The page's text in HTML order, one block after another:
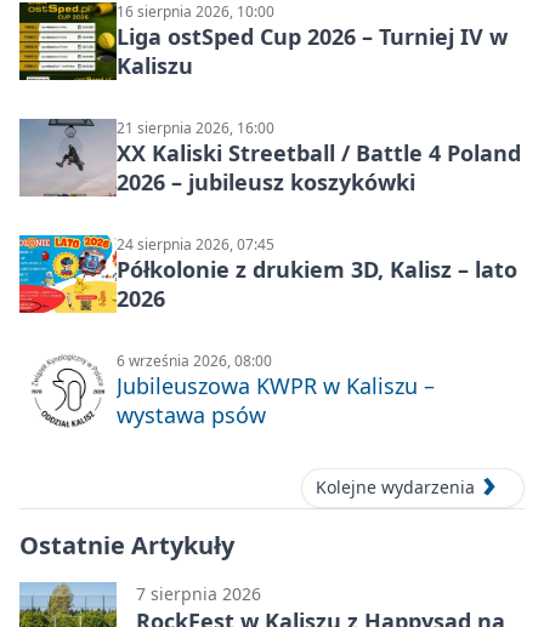
16 sierpnia 2026, 10:00
Liga ostSped Cup 2026 – Turniej IV w
Kaliszu
21 sierpnia 2026, 16:00
XX Kaliski Streetball / Battle 4 Poland
2026 – jubileusz koszykówki
24 sierpnia 2026, 07:45
Półkolonie z drukiem 3D, Kalisz – lato
2026
6 września 2026, 08:00
Jubileuszowa KWPR w Kaliszu –
wystawa psów
Kolejne wydarzenia
Ostatnie Artykuły
7 sierpnia 2026
RockFest w Kaliszu z Happysad na